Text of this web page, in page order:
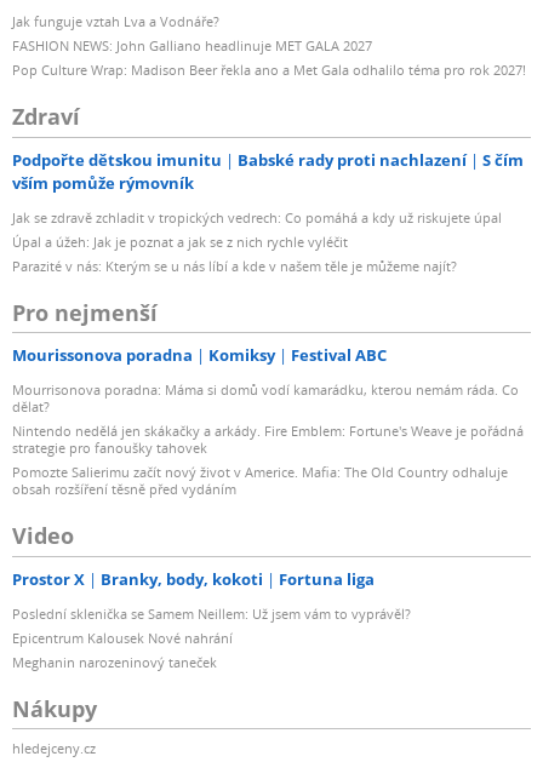
Jak funguje vztah Lva a Vodnáře?
FASHION NEWS: John Galliano headlinuje MET GALA 2027
Pop Culture Wrap: Madison Beer řekla ano a Met Gala odhalilo téma pro rok 2027!
Zdraví
Podpořte dětskou imunitu Babské rady proti nachlazení
S čím
vším pomůže rýmovník
Jak se zdravě zchladit v tropických vedrech: Co pomáhá a kdy už riskujete úpal
Úpal a úžeh: Jak je poznat a jak se z nich rychle vyléčit
Parazité v nás: Kterým se u nás líbí a kde v našem těle je můžeme najít?
Pro nejmenší
Mourissonova poradna Komiksy Festival ABC
Mourrisonova poradna: Máma si domů vodí kamarádku, kterou nemám ráda. Co
dělat?
Nintendo nedělá jen skákačky a arkády. Fire Emblem: Fortune's Weave je pořádná
strategie pro fanoušky tahovek
Pomozte Salierimu začít nový život v Americe. Mafia: The Old Country odhaluje
obsah rozšíření těsně před vydáním
Video
Prostor X Branky, body, kokoti Fortuna liga
Poslední sklenička se Samem Neillem: Už jsem vám to vyprávěl?
Epicentrum Kalousek Nové nahrání
Meghanin narozeninový taneček
Nákupy
hledejceny.cz